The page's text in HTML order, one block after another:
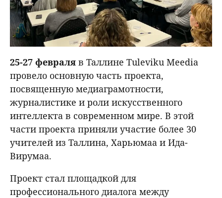
25-27 февраля в Таллине Tuleviku Meedia
провело основную часть проекта,
посвященную медиаграмотности,
журналистике и роли искусственного
интеллекта в современном мире. В этой
части проекта приняли участие более 30
учителей из Таллина, Харьюмаа и Ида-
Вирумаа.
Проект стал площадкой для
профессионального диалога между